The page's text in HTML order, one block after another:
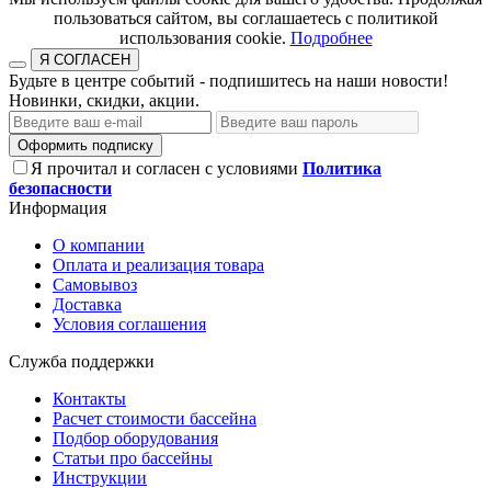
пользоваться сайтом, вы соглашаетесь с политикой
использования cookie.​​​​​​​ Подробнее
Я СОГЛАСЕН
Будьте в центре событий - подпишитесь на наши новости!
Новинки, скидки, акции.
Оформить подписку
Я прочитал и согласен с условиями Политика
безопасности
Информация
О компании
Оплата и реализация товара
Самовывоз
Доставка
Условия соглашения
Служба поддержки
Контакты
Расчет стоимости бассейна
Подбор оборудования
Статьи про бассейны
Инструкции